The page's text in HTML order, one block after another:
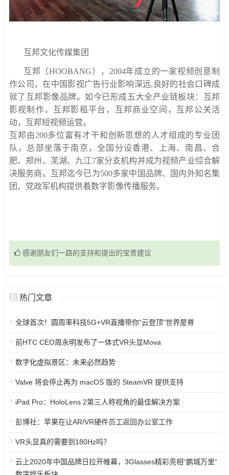
互邦文化传媒集团
互邦（HOOBANG），2004年成立的一家视频创意制
作公司，在中国影视广告行业影响深远,良好的社会口碑成
就了互邦影像品牌。如今已形成五大全产业链板块：互邦
影视制作，互邦影租平台，互邦商业空间，互邦公关活
动，互邦短视频运营。
互邦由200多位富有才干和创新思想的人才组成的专业团
队，总部坐落于南京，全国分设香港、上海、南昌、合
肥、郑州、芜湖、九江7家分支机构并成为视频产业综合解
决服务商。互邦迄今已为500多家中国品牌、国内外知名集
团、党政军机构提供着数字影像传播服务。
感谢朋友们一路的支持和提出的宝贵建议
热门文章
全球首次！圆周率科技5G+VR直播带你“云登顶”世界屋脊
前HTC CEO周永明发布了一体式VR头显Mova
数字化虚拟景区：未来必然趋势
Valve 将会停止再为 macOS 版的 SteamVR 提供支持
iPad Pro：HoloLens 2第三人称视角的最佳解决方案
彭博社：苹果在让AR/VR硬件员工返回办公室工作
VR头显真的需要到180Hz吗？
云上2020年中国品牌日拉开帷幕，3Glasses精彩亮相“鹏城万里”